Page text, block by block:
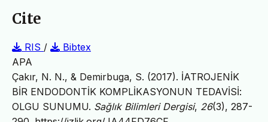
Cite
RIS /
Bibtex
APA
Çakır, N. N., & Demirbuga, S. (2017). İATROJENİK
BİR ENDODONTİK KOMPLİKASYONUN TEDAVİSİ:
OLGU SUNUMU. Sağlık Bilimleri Dergisi, 26(3), 287-